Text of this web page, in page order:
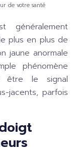
de votre santé
généralement
plus en plus de
jaune anormale
phénomène
être le signal
jacents, parfois